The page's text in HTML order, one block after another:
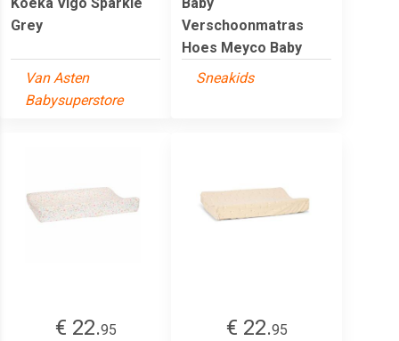
Grey
Van Asten
Babysuperstore
Verschoonmatras
Hoes Meyco Baby
Sneakids
€ 22.95
€ 22.95